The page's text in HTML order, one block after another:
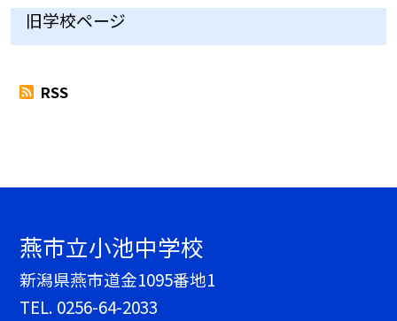
旧学校ページ
RSS
燕市立小池中学校
新潟県燕市道金1095番地1
TEL. 0256-64-2033